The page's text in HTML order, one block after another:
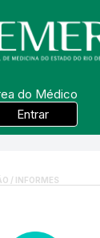
do Médico
Entrar
/ INFORMES